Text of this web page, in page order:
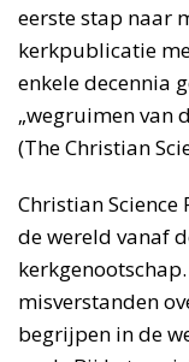
eerste stap naar
kerkpublicatie
enkele decennia
„wegruimen van
(The Christian
Christian
de wereld vanaf
misverstanden
begrijpen in de